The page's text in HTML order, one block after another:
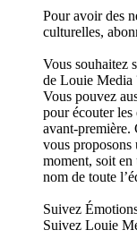
Pour avoir des
culturelles,
Vous souhaitez
de Louie Media
Vous pouvez
pour écouter les
avant-première.
vous proposons
moment, soit
nom de toute
Suivez
Suivez Louie